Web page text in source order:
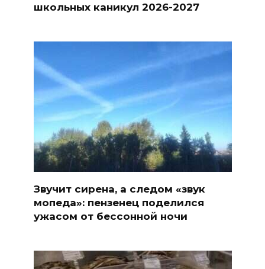
школьных каникул 2026-2027
Звучит сирена, а следом «звук
мопеда»: пензенец поделился
ужасом от бессонной ночи